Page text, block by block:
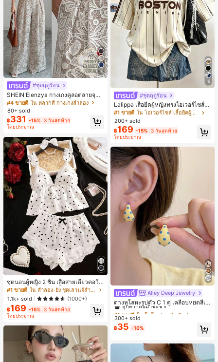
5
#ชุดฤดูร้อน
SHEIN Elenzya กางเกงคูลอตลายจุดเ
อวสูงแบบใหม่สำหรับฤดูใบไม้ผลิ/ฤดูร้อ
น, สไตล์หรูหราเหมาะสำหรับใส่ในชีวิต
ประจำวันและทำงาน, ให้ความรู้สึกวินเ
ทจสำหรับฤดูรับปริญญา, เทศกาลดนตร
ี, การแข่งม้าดาร์บี้, วันประกาศอิสรภาพ
#4 ขายดี ใน หลากสี กางเกงลำลอง
80+ sold
฿331 -15% 3 วันสุดท้าย
โดยประมาณ
ชุดนอนผู้หญิง 2 ชิ้น เสื้อสายเดี่ยวคอวีลู
กไม้ พร้อมกางเกงขาสั้นแต่งลูกไม้ แต่ง
โบว์ที่เอว ชุดลำลองผู้หญิงนุ่มสบายน่ารั
ก สไตล์เอสเธติก
#1 ขายดี
ใน ลำลอง-ยัง ชุดเลานจ์สำหรับผู้หญิง
1.1k+ sold
(1000+)
฿169 -15% 3 วันสุดท้าย
โดยประมาณ
19
#ชุดฤดูร้อน
Lalippa เสื้อยืดผู้หญิงทรงโอเวอร์ไซส์ค
วามยาวกลาง คอกลม ไหล่ตก ลายพิมพ์
ตัวอักษรและลายทางแนวตั้ง สไตล์แฟชั่
นมินิมอล ของขวัญให้เพื่อน
#1 ขายดี
ใน โอเวอร์ไซส์ เสื้อยืดผู้หญิง
200+ sold
฿169 -15% 3 วันสุดท้าย
โดยประมาณ
Alley Deep Jewelry
ต่างหูโลหะรูปตัว C 1 คู่ เคลือบหยดสีเห
ลือง ลายจุดสีน้ำเงิน สไตล์ยุโรปและอเม
ริกัน แฟชั่นส่วนตัว หวานและสง่างาม
สำหรับผู้หญิงและเด็กหญิง สำหรับการเ
ดินทาง งานแต่งงาน ปาร์ตี้ วันเกิด ของ
#1 ขายดี ใน โบโฮ ต่างหูผู้หญิง
ลูกค้ากลับมาซื้อซ้ำ!
เกือบหมดแล้ว!
#1 ขายดี ใน โบโฮ ต่างหูผู้หญิง
ลูกค้ากลับมาซื้อซ้ำ!
เกือบหมดแล้ว!
#1 ขายดี ใน โบโฮ ต่างหูผู้หญิง
ลูกค้ากลับมาซื้อซ้ำ!
เกือบหมดแล้ว!
#1 ขายดี ใน โบโฮ ต่างหูผู้หญิง
เกือบหมดแล้ว!
300+ sold
฿35 -10%